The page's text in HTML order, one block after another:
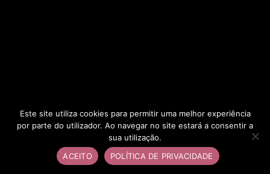
Maria Rodriguesz – Todos os direitos reservados 2024
Este site utiliza cookies para permitir uma melhor experiência
por parte do utilizador. Ao navegar no site estará a consentir a
sua utilização.
ACEITO
POLÍTICA DE PRIVACIDADE